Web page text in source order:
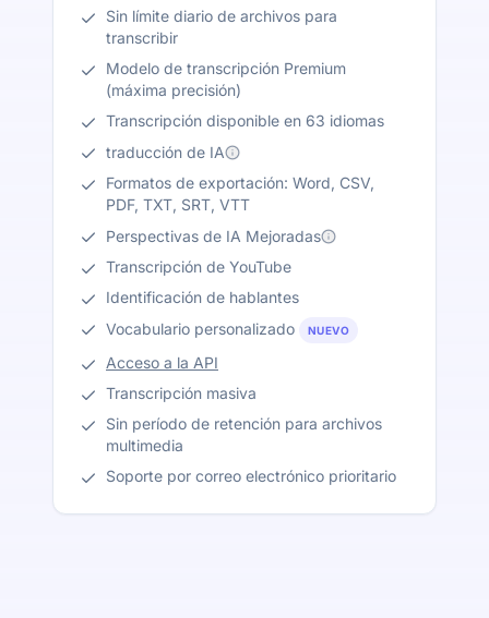
Sin límite diario de archivos para
transcribir
Modelo de transcripción Premium
(máxima precisión)
Transcripción disponible en 63 idiomas
traducción de IA
Formatos de exportación: Word, CSV,
PDF, TXT, SRT, VTT
Perspectivas de IA Mejoradas
Transcripción de YouTube
Identificación de hablantes
Vocabulario personalizado
NUEVO
Acceso a la API
Transcripción masiva
Sin período de retención para archivos
multimedia
Soporte por correo electrónico prioritario